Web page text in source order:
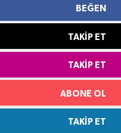
BEĞEN
TAKIP ET
TAKIP ET
ABONE OL
TAKIP ET